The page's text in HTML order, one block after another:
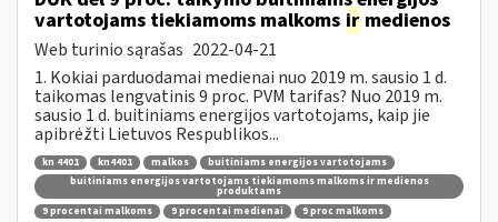
vartotojams tiekiamoms malkoms ir medienos
Web turinio sąrašas 2022-04-21
1. Kokiai parduodamai medienai nuo 2019 m. sausio 1 d.
taikomas lengvatinis 9 proc. PVM tarifas? Nuo 2019 m.
sausio 1 d. buitiniams energijos vartotojams, kaip jie
apibrėžti Lietuvos Respublikos...
kn 4401 kn4401 malkos
buitiniams energijos vartotojams
buitiniams energijos vartotojams tiekiamoms malkoms ir medienos
produktams
9 procentai malkoms
9 procentai medienai
9 proc malkoms